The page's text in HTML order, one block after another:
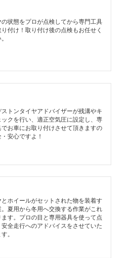
の状態をプロが点検してから専門工具
り付け！取り付け後の点検もお任せく
ストンタイヤアドバイザーが残溝やキ
ックを行い、適正空気圧に設定し、専
でお車にお取り付けさせて頂きますの
安心ですよ！
とホイールがセットされた物を装着す
。夏用から冬用へ交換する作業がこれ
ます。プロの目と専用器具を使って点
安全走行へのアドバイスをさせていた
。